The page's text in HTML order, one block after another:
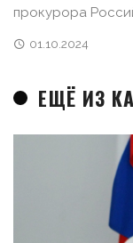
прокурора
01.10.2024
ЕЩЁ ИЗ